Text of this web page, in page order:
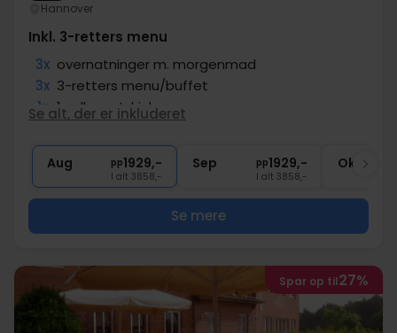
Hannover
Inkl. 3-retters menu
3x overnatninger m. morgenmad
3x 3-retters menu/buffet
1x 1 velkomstdrink
∞ Adgang til indendørs pool
Se alt, der er inkluderet
Aug pp1929,-
I alt 3858,-
Sep pp1929,-
I alt 3858,-
Okt
Se mere
Spar op til27%